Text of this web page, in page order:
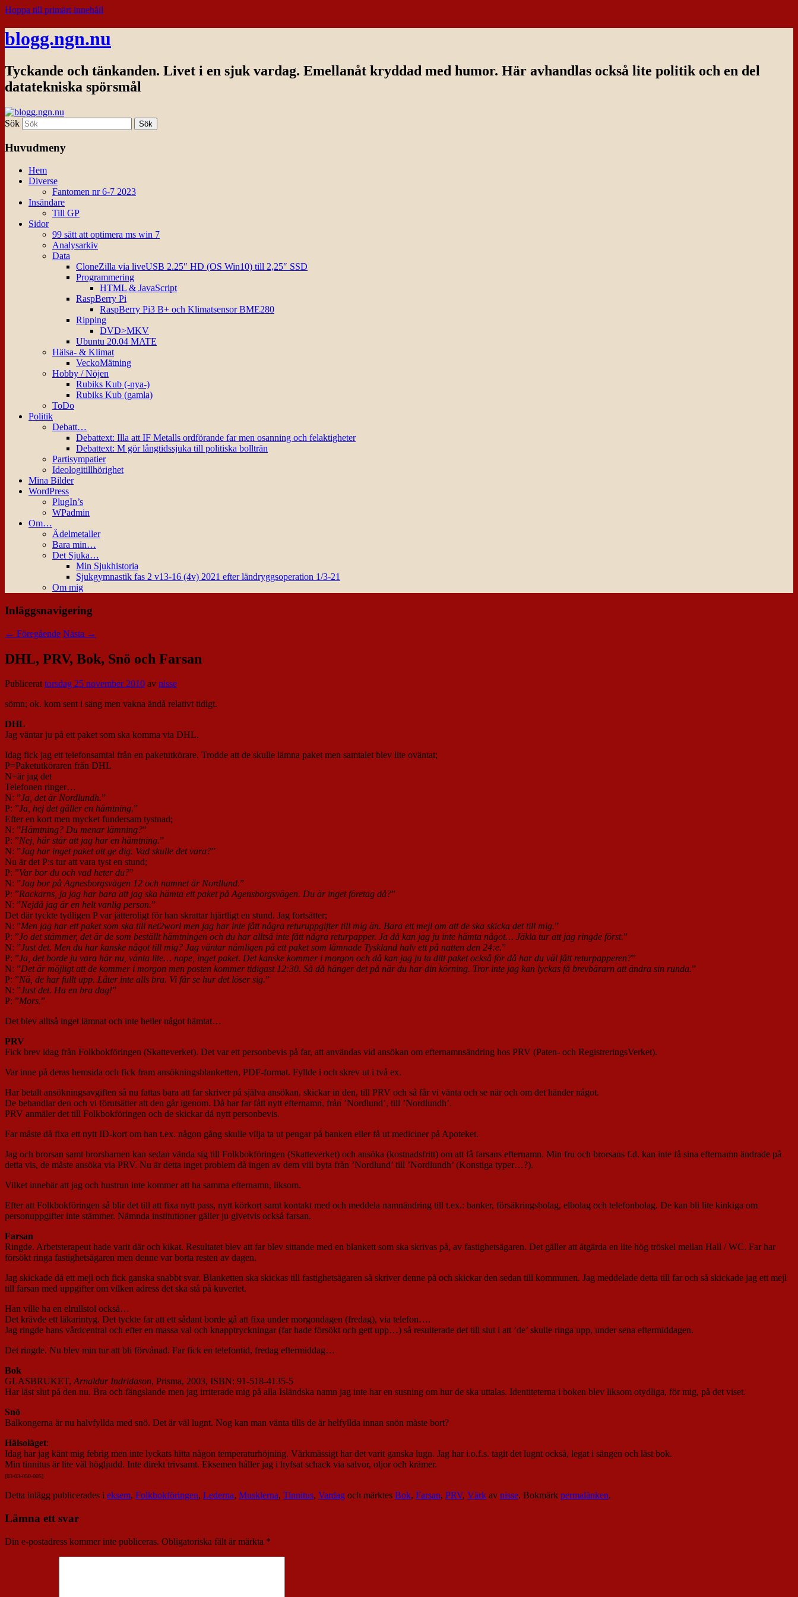
Hoppa till primärt innehåll
blogg.ngn.nu
Tyckande och tänkanden. Livet i en sjuk vardag. Emellanåt kryddad med humor. Här avhandlas också lite politik och en del
datatekniska spörsmål
Sök
Huvudmeny
Hem
Diverse
Fantomen nr 6-7 2023
Insändare
Till GP
Sidor
99 sätt att optimera ms win 7
Analysarkiv
Data
CloneZilla via liveUSB 2.25″ HD (OS Win10) till 2,25″ SSD
Programmering
HTML & JavaScript
RaspBerry Pi
RaspBerry Pi3 B+ och Klimatsensor BME280
Ripping
DVD>MKV
Ubuntu 20.04 MATE
Hälsa- & Klimat
VeckoMätning
Hobby / Nöjen
Rubiks Kub (-nya-)
Rubiks Kub (gamla)
ToDo
Politik
Debatt…
Debattext: Illa att IF Metalls ordförande far men osanning och felaktigheter
Debattext: M gör långtidssjuka till politiska bollträn
Partisympatier
Ideologitillhörighet
Mina Bilder
WordPress
PlugIn’s
WPadmin
Om…
Ädelmetaller
Bara min…
Det Sjuka…
Min Sjukhistoria
Sjukgymnastik fas 2 v13-16 (4v) 2021 efter ländryggsoperation 1/3-21
Om mig
Inläggsnavigering
← Föregående Nästa →
DHL, PRV, Bok, Snö och Farsan
Publicerattorsdag 25 november 2010 av nisse
sömn; ok. kom sent i säng men vakna ändå relativt tidigt.
DHL
Jag väntar ju på ett paket som ska komma via DHL.
Idag fick jag ett telefonsamtal från en paketutkörare. Trodde att de skulle lämna paket men samtalet blev lite oväntat;
P=Paketutköraren från DHL
N=är jag det
Telefonen ringer…
N: ”Ja, det är Nordlundh.”
P: ”Ja, hej det gäller en hämtning.”
Efter en kort men mycket fundersam tystnad;
N: ”Hämtning? Du menar lämning?”
P: ”Nej, här står att jag har en hämtning.”
N: ”Jag har inget paket att ge dig. Vad skulle det vara?”
Nu är det P:s tur att vara tyst en stund;
P: ”Var bor du och vad heter du?”
N: ”Jag bor på Agnesborgsvägen 12 och namnet är Nordlund.”
P: ”Rackarns, ja jag har bara att jag ska hämta ett paket på Agensborgsvägen. Du är inget företag då?”
N: ”Nejdå jag är en helt vanlig person.”
Det där tyckte tydligen P var jätteroligt för han skrattar hjärtligt en stund. Jag fortsätter;
N: ”Men jag har ett paket som ska till net2worl men jag har inte fått några returuppgifter till mig än. Bara ett mejl om att de ska skicka det till mig.”
P: ”Jo det stämmer, det är de som beställt hämtningen och du har alltså inte fått några returpapper. Ja då kan jag ju inte hämta något… Jäkla tur att jag ringde först.”
N: ”Just det. Men du har kanske något till mig? Jag väntar nämligen på ett paket som lämnade Tyskland halv ett på natten den 24:e.”
P: ”Ja, det borde ju vara här nu, vänta lite… nope, inget paket. Det kanske kommer i morgon och då kan jag ju ta ditt paket också för då har du väl fått returpapperen?”
N: ”Det är möjligt att de kommer i morgon men posten kommer tidigast 12:30. Så då hänger det på när du har din körning. Tror inte jag kan lyckas få brevbärarn att ändra sin runda.”
P: ”Nä, de har fullt upp. Låter inte alls bra. Vi får se hur det löser sig.”
N: ”Just det. Ha en bra dag!”
P: ”Mors.”
Det blev alltså inget lämnat och inte heller något hämtat…
PRV
Fick brev idag från Folkbokföringen (Skatteverket). Det var ett personbevis på far, att användas vid ansökan om efternamnsändring hos PRV (Paten- och RegistreringsVerket).
Var inne på deras hemsida och fick fram ansökningsblanketten, PDF-format. Fyllde i och skrev ut i två ex.
Har betalt ansökningsavgiften så nu fattas bara att far skriver på själva ansökan, skickar in den, till PRV och så får vi vänta och se när och om det händer något.
De behandlar den och vi förutsätter att den går igenom. Då har far fått nytt efternamn, från ’Nordlund’, till ’Nordlundh’.
PRV anmäler det till Folkbokföringen och de skickar då nytt personbevis.
Far måste då fixa ett nytt ID-kort om han t.ex. någon gång skulle vilja ta ut pengar på banken eller få ut mediciner på Apoteket.
Jag och brorsan samt brorsbarnen kan sedan vända sig till Folkbokföringen (Skatteverket) och ansöka (kostnadsfritt) om att få farsans efternamn. Min fru och brorsans f.d. kan inte få sina efternamn ändrade på
detta vis, de måste ansöka via PRV. Nu är detta inget problem då ingen av dem vill byta från ’Nordlund’ till ’Nordlundh’ (Konstiga typer…?).
Vilket innebär att jag och hustrun inte kommer att ha samma efternamn, liksom.
Efter att Folkbokföringen så blir det till att fixa nytt pass, nytt körkort samt kontakt med och meddela namnändring till t.ex.: banker, försäkringsbolag, elbolag och telefonbolag. De kan bli lite kinkiga om
personuppgifter inte stämmer. Nämnda institutioner gäller ju givetvis också farsan.
Farsan
Ringde. Arbetsterapeut hade varit där och kikat. Resultatet blev att far blev sittande med en blankett som ska skrivas på, av fastighetsägaren. Det gäller att åtgärda en lite hög tröskel mellan Hall / WC. Far har
försökt ringa fastighetsägaren men denne var borta resten av dagen.
Jag skickade då ett mejl och fick ganska snabbt svar. Blanketten ska skickas till fastighetsägaren så skriver denne på och skickar den sedan till kommunen. Jag meddelade detta till far och så skickade jag ett mejl
till farsan med uppgifter om vilken adress det ska stå på kuvertet.
Han ville ha en elrullstol också…
Det krävde ett läkarintyg. Det tyckte far att ett sådant borde gå att fixa under morgondagen (fredag), via telefon….
Jag ringde hans vårdcentral och efter en massa val och knapptryckningar (far hade försökt och gett upp…) så resulterade det till slut i att ’de’ skulle ringa upp, under sena eftermiddagen.
Det ringde. Nu blev min tur att bli förvånad. Far fick en telefontid, fredag eftermiddag…
Bok
GLASBRUKET,Arnaldur Indridason, Prisma, 2003, ISBN: 91-518-4135-5
Har läst slut på den nu. Bra och fängslande men jag irriterade mig på alla Isländska namn jag inte har en susning om hur de ska uttalas. Identiteterna i boken blev liksom otydliga, för mig, på det viset.
Snö
Balkongerna är nu halvfyllda med snö. Det är väl lugnt. Nog kan man vänta tills de är helfyllda innan snön måste bort?
Hälsoläget:
Idag har jag känt mig febrig men inte lyckats hitta någon temperaturhöjning. Värkmässigt har det varit ganska lugn. Jag har i.o.f.s. tagit det lugnt också, legat i sängen och läst bok.
Min tinnitus är lite väl högljudd. Inte direkt trivsamt. Eksemen håller jag i hyfsat schack via salvor, oljor och krämer.
[03-03-050-005]
Detta inlägg publicerades i eksem, Folkbokföringen, Lederna, Musklerna, Tinnitus, Vardag och märktes Bok, Farsan, PRV, Värk av nisse. Bokmärk permalänken.
Lämna ett svar
Din e-postadress kommer inte publiceras. Obligatoriska fält är märkta *